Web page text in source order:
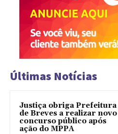
Últimas Notícias
Justiça obriga Prefeitura
de Breves a realizar novo
concurso público após
ação do MPPA